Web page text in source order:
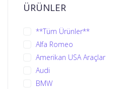
ÜRÜNLER
**Tüm Ürünler**
Alfa Romeo
Amerikan USA Araçlar
Audi
BMW